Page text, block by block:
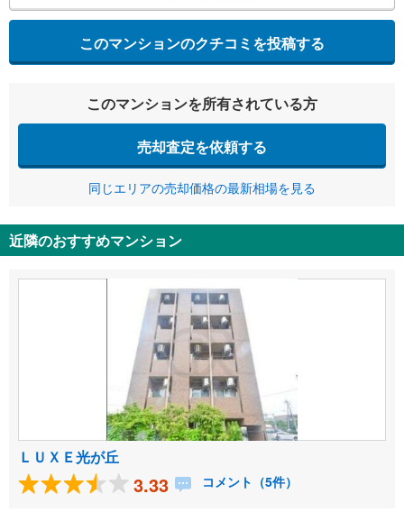
このマンションのクチコミを投稿する
このマンションを所有されている方
売却査定を依頼する
同じエリアの売却価格の最新相場を見る
近隣のおすすめマンション
ＬＵＸＥ光が丘
3.33 コメント（5件）